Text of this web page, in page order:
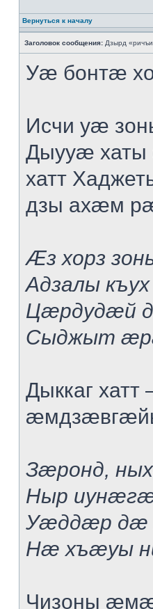
Вернуться к началу
Заголовок сообщения: Дзырд
Уæ бонтæ
Исчи уæ
Дыууæ
хатт
дзы ахæм
Æз хорз
Адзалы
Цæрдудæй
Сыджыт
Дыккаг
Зæронд,
Ныр
Уæддæр дæ
Нæ хъæуы
Чизоны